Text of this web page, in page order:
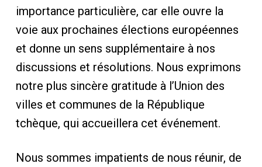
importance particulière, car elle ouvre la
voie aux prochaines élections européennes
et donne un sens supplémentaire à nos
discussions et résolutions. Nous exprimons
notre plus sincère gratitude à l’Union des
villes et communes de la République
tchèque, qui accueillera cet événement.
Nous sommes impatients de nous réunir, de